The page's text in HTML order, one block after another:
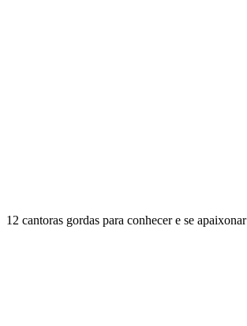
12 cantoras gordas para conhecer e se apaixonar